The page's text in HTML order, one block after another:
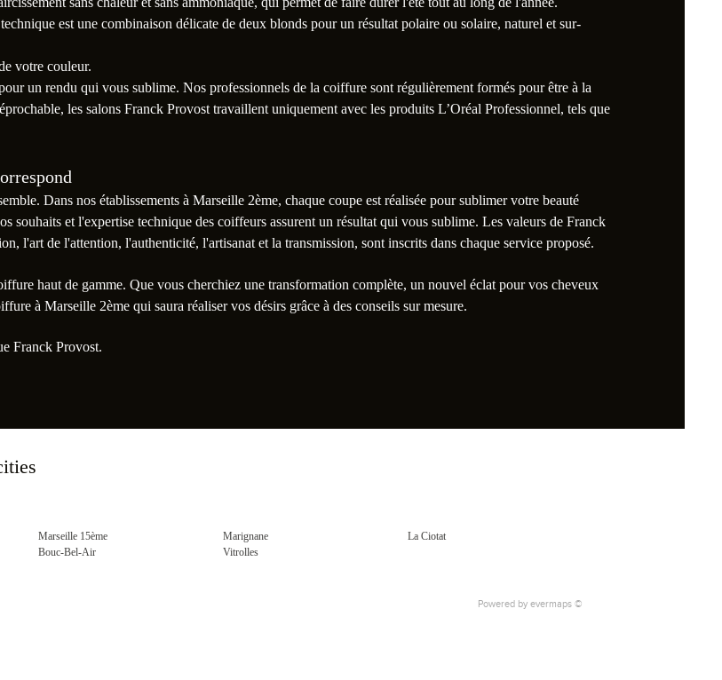
est une combinaison délicate de deux blonds pour un résultat polaire ou solaire, naturel et sur-
votre couleur.
un rendu qui vous sublime. Nos professionnels de la coiffure sont régulièrement formés pour être à la
les salons Franck Provost travaillent uniquement avec les produits L’Oréal Professionnel, tels que
Dans nos établissements à Marseille 2ème, chaque coupe est réalisée pour sublimer votre beauté
souhaits et l'expertise technique des coiffeurs assurent un résultat qui vous sublime. Les valeurs de Franck
l'art de l'attention, l'authenticité, l'artisanat et la transmission, sont inscrits dans chaque service proposé.
haut de gamme. Que vous cherchiez une transformation complète, un nouvel éclat pour vos cheveux
à Marseille 2ème qui saura réaliser vos désirs grâce à des conseils sur mesure.
Franck Provost.
Marseille 15ème
Bouc-Bel-Air
Marignane
Vitrolles
La Ciotat
Powered by evermaps ©